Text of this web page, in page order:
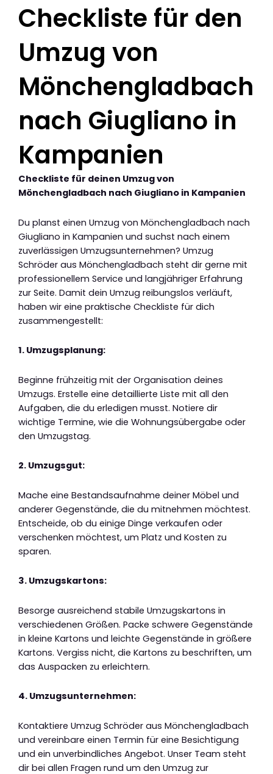
Checkliste für den
Umzug von
Mönchengladbach
nach Giugliano in
Kampanien
Checkliste für deinen Umzug von
Mönchengladbach nach Giugliano in Kampanien
Du planst einen Umzug von Mönchengladbach nach
Giugliano in Kampanien und suchst nach einem
zuverlässigen Umzugsunternehmen? Umzug
Schröder aus Mönchengladbach steht dir gerne mit
professionellem Service und langjähriger Erfahrung
zur Seite. Damit dein Umzug reibungslos verläuft,
haben wir eine praktische Checkliste für dich
zusammengestellt:
1. Umzugsplanung:
Beginne frühzeitig mit der Organisation deines
Umzugs. Erstelle eine detaillierte Liste mit all den
Aufgaben, die du erledigen musst. Notiere dir
wichtige Termine, wie die Wohnungsübergabe oder
den Umzugstag.
2. Umzugsgut:
Mache eine Bestandsaufnahme deiner Möbel und
anderer Gegenstände, die du mitnehmen möchtest.
Entscheide, ob du einige Dinge verkaufen oder
verschenken möchtest, um Platz und Kosten zu
sparen.
3. Umzugskartons:
Besorge ausreichend stabile Umzugskartons in
verschiedenen Größen. Packe schwere Gegenstände
in kleine Kartons und leichte Gegenstände in größere
Kartons. Vergiss nicht, die Kartons zu beschriften, um
das Auspacken zu erleichtern.
4. Umzugsunternehmen:
Kontaktiere Umzug Schröder aus Mönchengladbach
und vereinbare einen Termin für eine Besichtigung
und ein unverbindliches Angebot. Unser Team steht
dir bei allen Fragen rund um den Umzug zur